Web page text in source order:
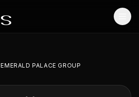
EMERALD PALACE GROUP